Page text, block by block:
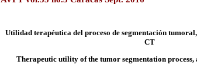
Utilidad terapéutica del proceso de segmentación
CT
Therapeutic utility of the tumor segmentation process,